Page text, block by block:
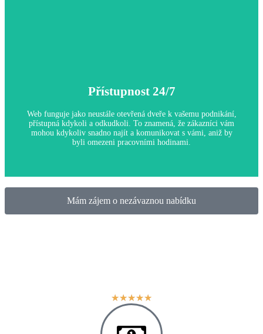
Proč je to důležité:
viditelnost, což je klíčové pro přilákání nových zákazníků a
budování značky v konkurenčním prostředí.
Přístupnost 24/7
Web funguje jako neustále otevřená dveře k vašemu podnikání,
přístupná kdykoli a odkudkoli. To znamená, že zákazníci vám
mohou kdykoliv snadno najít a komunikovat s vámi, aniž by
byli omezeni pracovními hodinami.
Mám zájem o nezávaznou nabídku
★★★★★